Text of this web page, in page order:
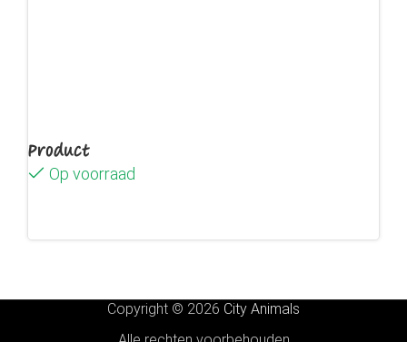
Product
Op voorraad
Copyright © 2026 City Animals